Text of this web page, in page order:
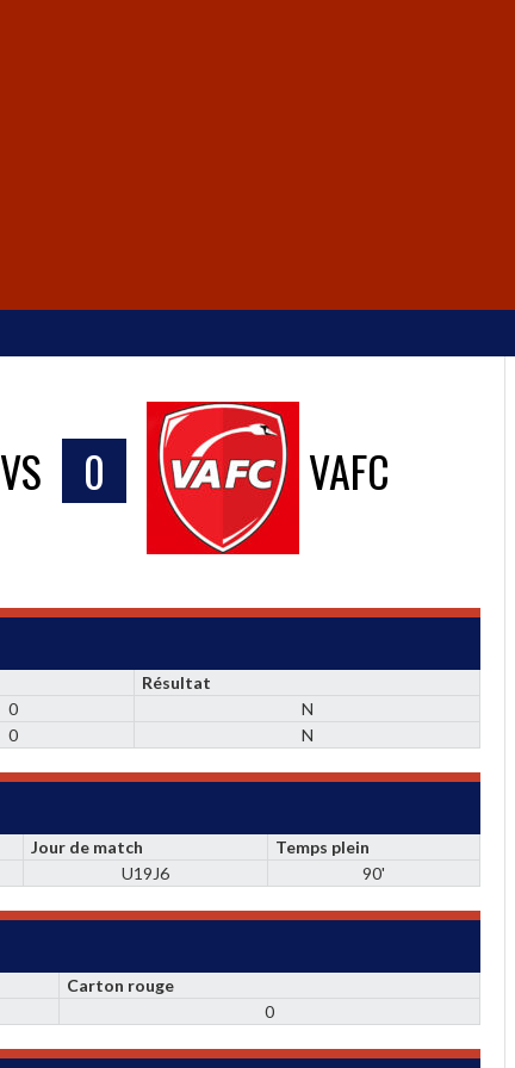
VS 0 VAFC
Résultat
0
N
0 N
Jour de match
Temps plein
U19J6 90'
Carton rouge
0